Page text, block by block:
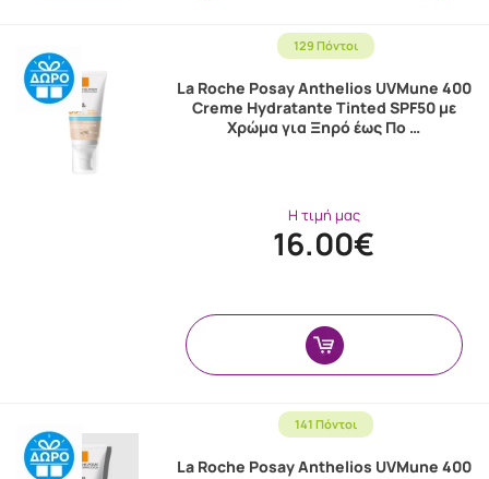
129 Πόντοι
La Roche Posay Anthelios UVMune 400
Creme Hydratante Tinted SPF50 με
Χρώμα για Ξηρό έως Πο …
Η τιμή μας
16.00€
141 Πόντοι
La Roche Posay Anthelios UVMune 400